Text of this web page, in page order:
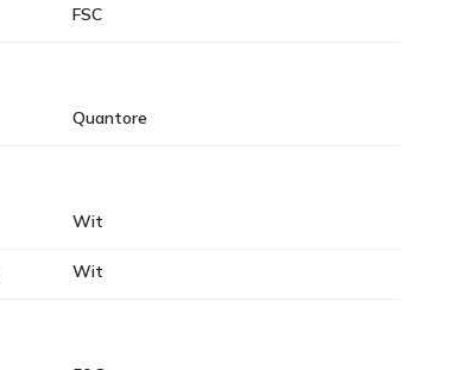
FSC
Quantore
Wit
Wit